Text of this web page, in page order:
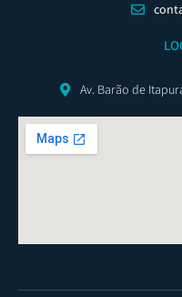
Av. Barão de